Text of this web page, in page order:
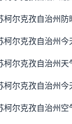
柯尔克孜自治州防
柯尔克孜自治州今
柯尔克孜自治州天
柯尔克孜自治州今
柯尔克孜自治州空